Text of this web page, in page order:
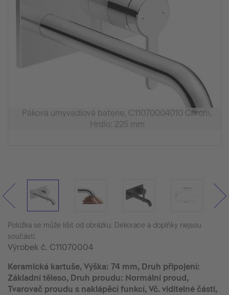
Páková umyvadlová baterie, C11070004010 Chrom,
Hrdlo: 225 mm
Položka se může lišit od obrázku. Dekorace a doplňky nejsou
součástí.
Výrobek č. C11070004
Keramická kartuše, Výška: 74 mm, Druh připojení:
Základní těleso, Druh proudu: Normální proud,
Tvarovač proudu s naklápěcí funkcí, Vč. viditelné části,